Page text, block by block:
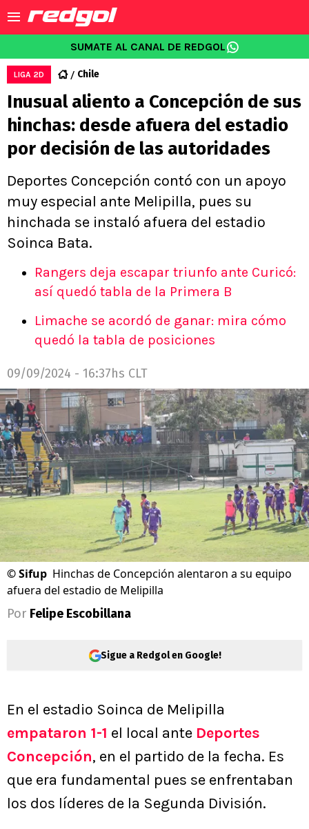
SUMATE AL CANAL DE REDGOL
LIGA 2D Chile
Inusual aliento a Concepción de sus
hinchas: desde afuera del estadio
por decisión de las autoridades
Deportes Concepción contó con un apoyo
muy especial ante Melipilla, pues su
hinchada se instaló afuera del estadio
Soinca Bata.
Rangers deja escapar triunfo ante Curicó:
así quedó tabla de la Primera B
Limache se acordó de ganar: mira cómo
quedó la tabla de posiciones
09/09/2024 - 16:37hs CLT
©Sifup Hinchas de Concepción alentaron a su equipo
afuera del estadio de Melipilla
Por Felipe Escobillana
Sigue a Redgol en Google!
En el estadio Soinca de Melipilla
empataron 1-1 el local ante Deportes
Concepción, en el partido de la fecha. Es
que era fundamental pues se enfrentaban
los dos líderes de la Segunda División.